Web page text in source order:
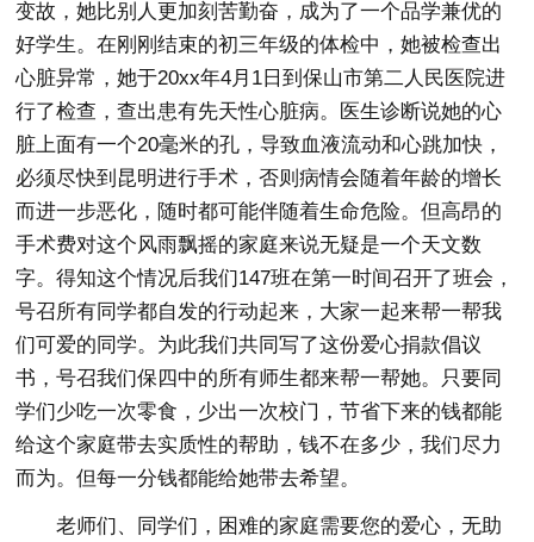
变故，她比别人更加刻苦勤奋，成为了一个品学兼优的
好学生。在刚刚结束的初三年级的体检中，她被检查出
心脏异常，她于20xx年4月1日到保山市第二人民医院进
行了检查，查出患有先天性心脏病。医生诊断说她的心
脏上面有一个20毫米的孔，导致血液流动和心跳加快，
必须尽快到昆明进行手术，否则病情会随着年龄的增长
而进一步恶化，随时都可能伴随着生命危险。但高昂的
手术费对这个风雨飘摇的家庭来说无疑是一个天文数
字。得知这个情况后我们147班在第一时间召开了班会，
号召所有同学都自发的行动起来，大家一起来帮一帮我
们可爱的同学。为此我们共同写了这份爱心捐款倡议
书，号召我们保四中的所有师生都来帮一帮她。只要同
学们少吃一次零食，少出一次校门，节省下来的钱都能
给这个家庭带去实质性的帮助，钱不在多少，我们尽力
而为。但每一分钱都能给她带去希望。
老师们、同学们，困难的家庭需要您的爱心，无助